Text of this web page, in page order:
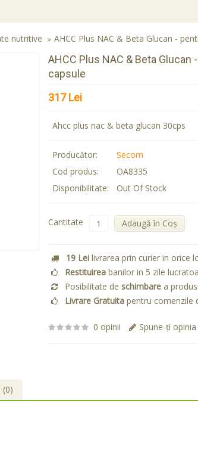
nutritive AHCC Plus NAC & Beta Glucan -
AHCC Plus NAC & Beta
capsule
317 Lei
Ahcc plus nac & beta glucan 30cps
Producător:
Secom
Cod produs:
OA8335
Disponibilitate:
Out Of Stock
Cantitate Adaugă în Coş
19 Leilivrarea prin curier in orice
Restituireabanilor in 5 zile
Posibilitate de schimbarea
Livrare Gratuitapentru comenzile
0 opinii Spune-ţi opinia
(0)